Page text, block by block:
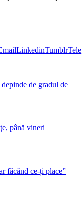
LinkedinTumblr
de gradul de
până vineri
făcând ce-ți place”